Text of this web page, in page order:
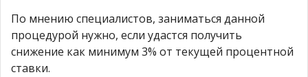
По мнению специалистов, заниматься данной
процедурой нужно, если удастся получить
снижение как минимум 3% от текущей процентной
ставки.